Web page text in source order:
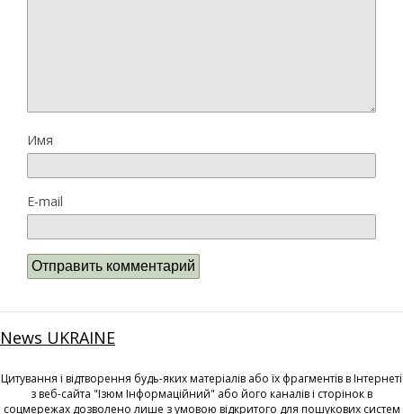
Имя
E-mail
News UKRAINE
Цитування і відтворення будь-яких матеріалів або їх фрагментів в Інтернеті
з веб-сайта "Ізюм Інформаційний" або його каналів і сторінок в
соцмережах дозволено лише з умовою відкритого для пошукових систем